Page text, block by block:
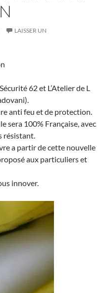
LAISSER UN
62 et L’Atelier de L
anti feu et de protection.
sera 100% Française, avec
résistant.
a partir de cette nouvelle
aux particuliers et
innover.